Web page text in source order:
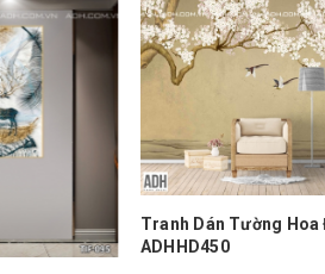
Tranh Dán Tường Hoa Đào
ADHHD450